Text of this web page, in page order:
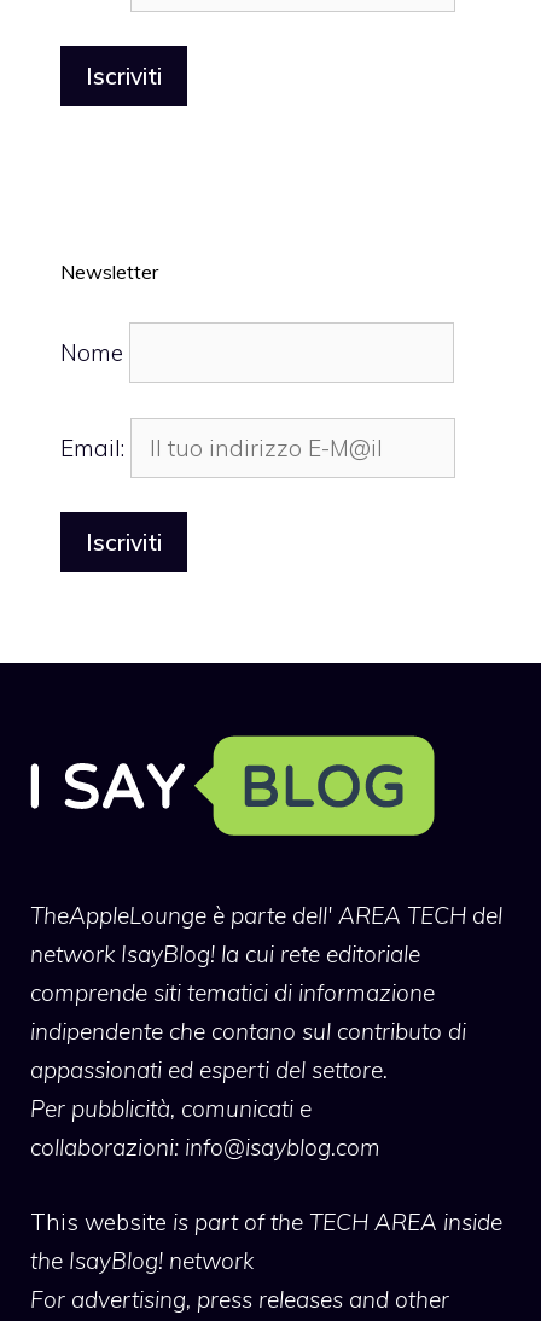
Newsletter
Nome
Email:
TheAppleLounge è parte dell' AREA TECH del
network IsayBlog! la cui rete editoriale
comprende siti tematici di informazione
indipendente che contano sul contributo di
appassionati ed esperti del settore.
Per pubblicità, comunicati e
collaborazioni: info@isayblog.com
This website is part of the TECH AREA inside
the IsayBlog! network
For advertising, press releases and other